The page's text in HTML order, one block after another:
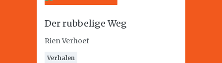
Der rubbelige Weg
Rien Verhoef
Verhalen